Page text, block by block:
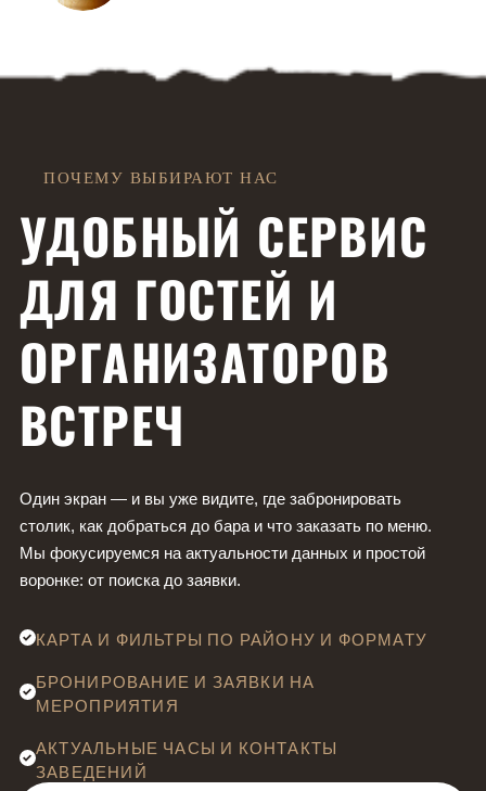
ПОЧЕМУ ВЫБИРАЮТ НАС
УДОБНЫЙ СЕРВИС
ДЛЯ ГОСТЕЙ И
ОРГАНИЗАТОРОВ
ВСТРЕЧ
Один экран — и вы уже видите, где забронировать
столик, как добраться до бара и что заказать по меню.
Мы фокусируемся на актуальности данных и простой
воронке: от поиска до заявки.
КАРТА И ФИЛЬТРЫ ПО РАЙОНУ И ФОРМАТУ
БРОНИРОВАНИЕ И ЗАЯВКИ НА
МЕРОПРИЯТИЯ
АКТУАЛЬНЫЕ ЧАСЫ И КОНТАКТЫ
ЗАВЕДЕНИЙ